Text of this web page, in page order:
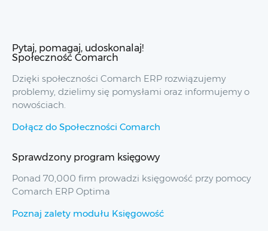
Pytaj, pomagaj, udoskonalaj!
Społeczność Comarch
Dzięki społeczności Comarch ERP rozwiązujemy
problemy, dzielimy się pomysłami oraz informujemy o
nowościach.
Dołącz do Społeczności Comarch
Sprawdzony program księgowy
Ponad 70,000 firm prowadzi księgowość przy pomocy
Comarch ERP Optima
Poznaj zalety modułu Księgowość